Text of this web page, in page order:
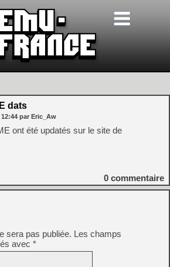
dats
12:44 par Eric_Aw
ont été updatés sur le site de
0 commentaire
sera pas publiée. Les champs
avec *